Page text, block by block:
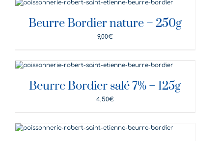
DÉTAILS
Beurre Bordier nature – 250g
9,00€
DÉTAILS
Beurre Bordier salé 7% – 125g
4,50€
DÉTAILS